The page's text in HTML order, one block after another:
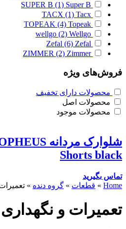
SUPER B (1) Super B
TACX (1) Tacx
TOPEAK (4) Topeak
wellgo (2) Wellgo
Zefal (6) Zefal
ZIMMER (2) Zimmer
فروش‌های ویژه
محصولات دارای تخفیف
محصولات اصل
محصولات موجود
Shorts black
تماس بگیرید
Home
» قطعات » گروه دنده »
تعمیرات و نگهداری